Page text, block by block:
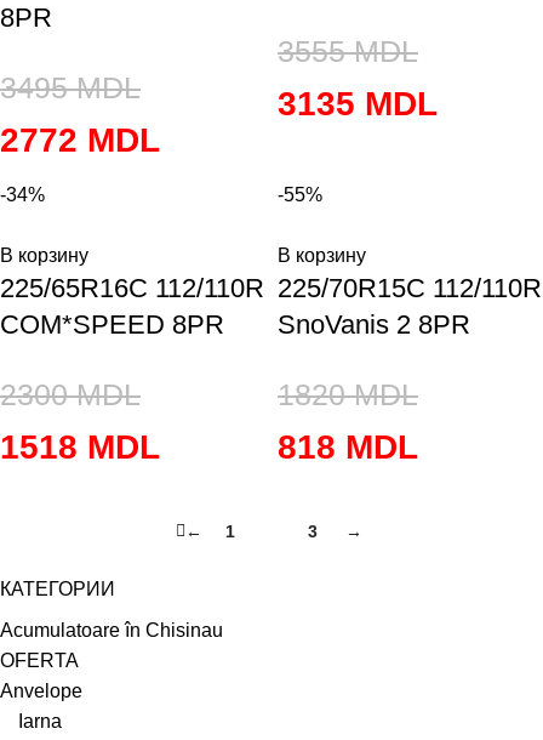
КАТЕГОРИИ
Acumulatoare în Chisinau
OFERTA
Anvelope
Iarna
8PR
3495MDL
2772 MDL
3555MDL
3135 MDL
-34%
В корзину
225/65R16C 112/110R
COM*SPEED 8PR
2300MDL
1518 MDL
-55%
В корзину
225/70R15C 112/110R
SnoVanis 2 8PR
1820MDL
818 MDL
← 1 3 →